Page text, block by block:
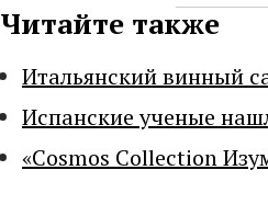
Читайте также
Итальянский винный
Испанские ученые
«Cosmos Collection